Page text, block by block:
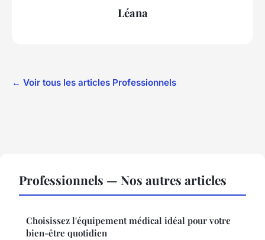
Léana
← Voir tous les articles Professionnels
Professionnels — Nos autres articles
Choisissez l'équipement médical idéal pour votre
bien-être quotidien